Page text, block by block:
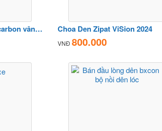
Mão exciter155 v1 ốp carbon vân tổ ong Choa Den Zipat ViSion 2024
VNĐ 800.000